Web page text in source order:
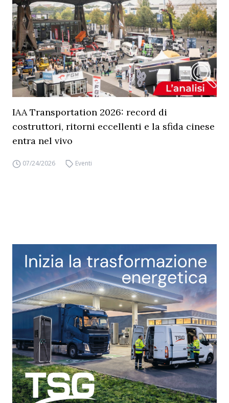
IAA Transportation 2026: record di
costruttori, ritorni eccellenti e la sfida cinese
entra nel vivo
07/24/2026 Eventi